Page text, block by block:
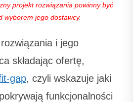
projekt rozwiązania powinny być
wyborem jego dostawcy.
i jego
składając ofertę,
gap, czyli wskazuje jaki
funkcjonalności